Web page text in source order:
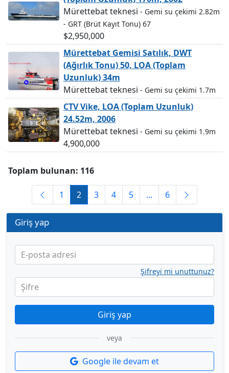
Mürettebat teknesi - Gemi su çekimi 2.82m
- GRT (Brüt Kayıt Tonu) 67
$2,950,000
Mürettebat Gemisi Satılık, DWT
(Ağırlık Tonu) 50, LOA (Toplam
Uzunluk) 34m
Mürettebat teknesi - Gemi su çekimi 1.7m
CTV Vike, LOA (Toplam Uzunluk)
24.52m, 2006
Mürettebat teknesi - Gemi su çekimi 1.9m
4,900,000
Toplam bulunan: 116
1 2 3 4 5 ... 6
Giriş yap
E-posta adresi
Şifre
Şifreyi mi unuttunuz?
Giriş yap
veya
Google ile devam et